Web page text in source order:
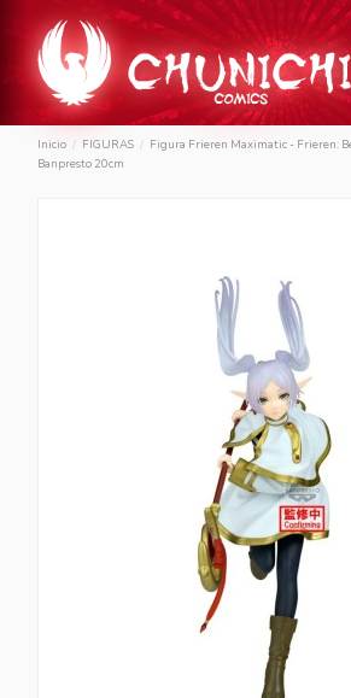
Inicio FIGURAS
Figura Frieren Maximatic - Frieren:
Banpresto 20cm